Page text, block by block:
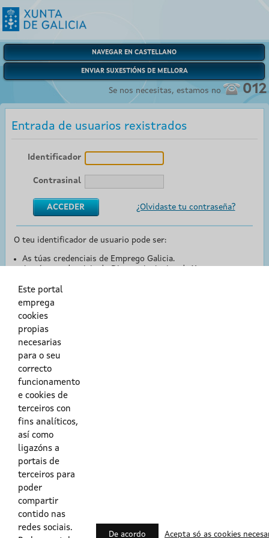
NAVEGAR EN CASTELLANO
ENVIAR SUXESTIÓNS DE MELLORA
Se nos necesitas, estamos no 012
Entrada de usuarios rexistrados
Identificador
Contrasinal
¿Olvidaste tu contraseña?
O teu identificador de usuario pode ser:
As túas credenciais de Emprego Galicia.
O teu DNI ou o teu NIE.
Este portal
emprega
cookies
propias
necesarias
para o seu
correcto
funcionamento
e cookies de
terceiros con
fins analíticos,
así como
ligazóns a
portais de
terceiros para
poder
compartir
contido nas
redes sociais.
De acordo Acepta só as cookies